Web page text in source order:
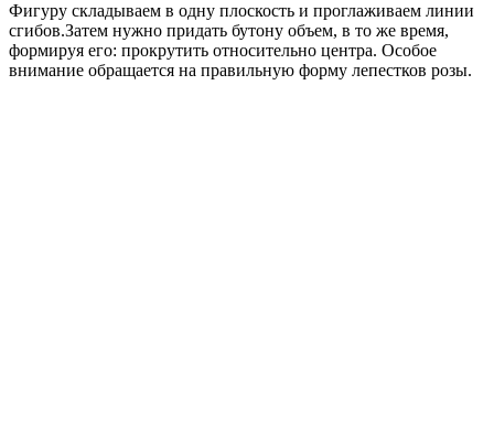
Фигуру складываем в одну плоскость и проглаживаем линии
сгибов.Затем нужно придать бутону объем, в то же время,
формируя его: прокрутить относительно центра. Особое
внимание обращается на правильную форму лепестков розы.